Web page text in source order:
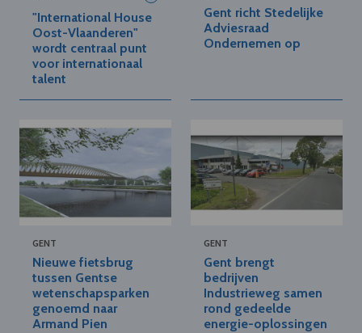
"International House
Oost-Vlaanderen"
wordt centraal punt
voor internationaal
talent
Gent richt Stedelijke
Adviesraad
Ondernemen op
GENT
Nieuwe fietsbrug
tussen Gentse
wetenschapsparken
genoemd naar
Armand Pien
GENT
Gent brengt
bedrijven
Industrieweg samen
rond gedeelde
energie-oplossingen